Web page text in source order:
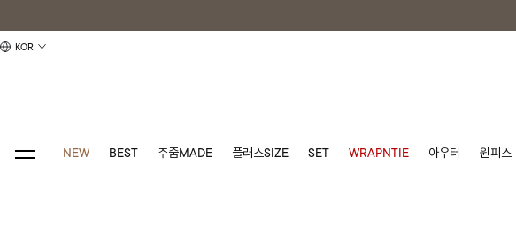
KOR
NEW BEST 주줌MADE 플러스SIZE SET WRAPNTIE 아우터 원피스